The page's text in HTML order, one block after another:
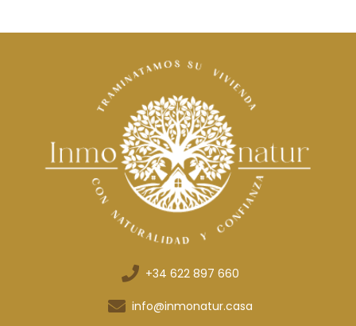
+34 622 897 660
info@inmonatur.casa